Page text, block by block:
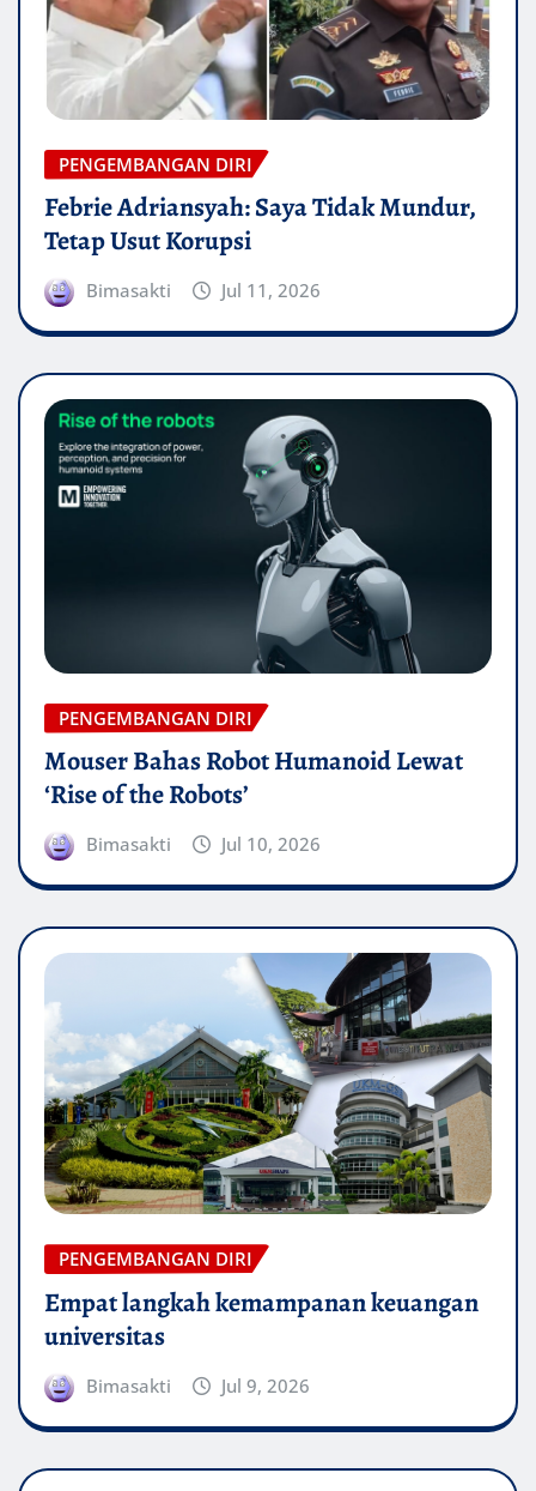
PENGEMBANGAN DIRI
Febrie Adriansyah: Saya Tidak Mundur,
Tetap Usut Korupsi
Bimasakti Jul 11, 2026
PENGEMBANGAN DIRI
Mouser Bahas Robot Humanoid Lewat
‘Rise of the Robots’
Bimasakti Jul 10, 2026
PENGEMBANGAN DIRI
Empat langkah kemampanan keuangan
universitas
Bimasakti Jul 9, 2026